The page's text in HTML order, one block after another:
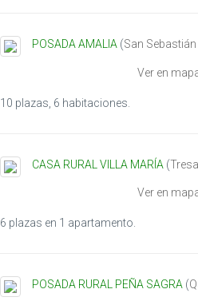
POSADA AMALIA (San
Ver en
10 plazas, 6 habitaciones.
CASA RURAL VILLA MARÍA (
Ver en
6 plazas en 1 apartamento.
POSADA RURAL PEÑA SAGRA (